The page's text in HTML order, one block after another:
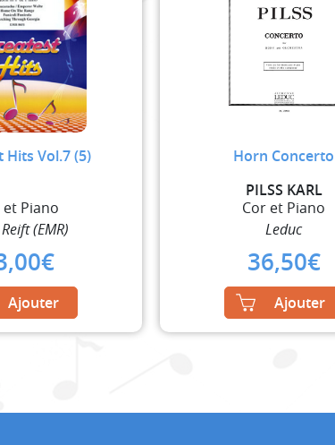
Hits Vol.7 (5)
et Piano
(EMR)
€
Ajouter
Horn Concerto
PILSS KARL
Cor et Piano
Leduc
36,50€
Ajouter